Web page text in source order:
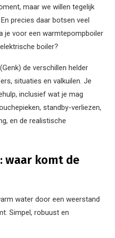
maar we willen tegelijk
precies daar botsen veel
je voor een warmtepompboiler
boiler?
de verschillen helder
situaties en valkuilen. Je
inclusief wat je mag
standby-verliezen,
en de realistische
waar komt de
water door een weerstand
Simpel, robuust en